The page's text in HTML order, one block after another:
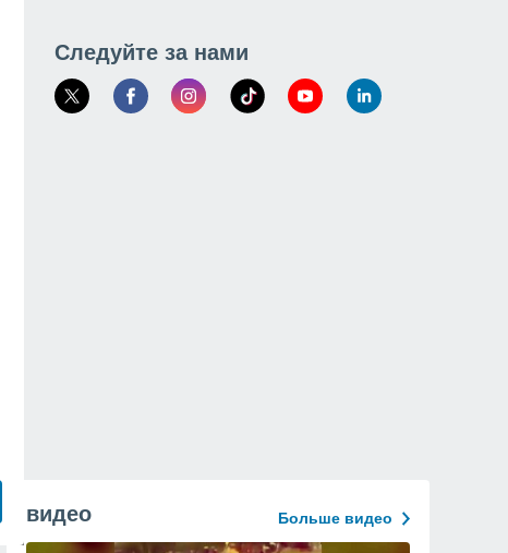
Следуйте за нами
видео Больше видео